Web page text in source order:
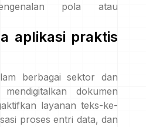
pola atau
aplikasi praktis
berbagai sektor dan
dokumen
layanan teks-ke-
proses entri data, dan